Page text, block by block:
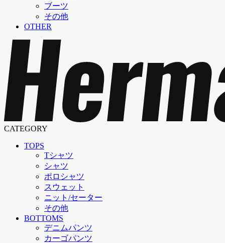
ブーツ
その他
OTHER
CATEGORY
TOPS
Tシャツ
シャツ
ポロシャツ
スウェット
ニット/セーター
その他
BOTTOMS
デニムパンツ
カーゴパンツ